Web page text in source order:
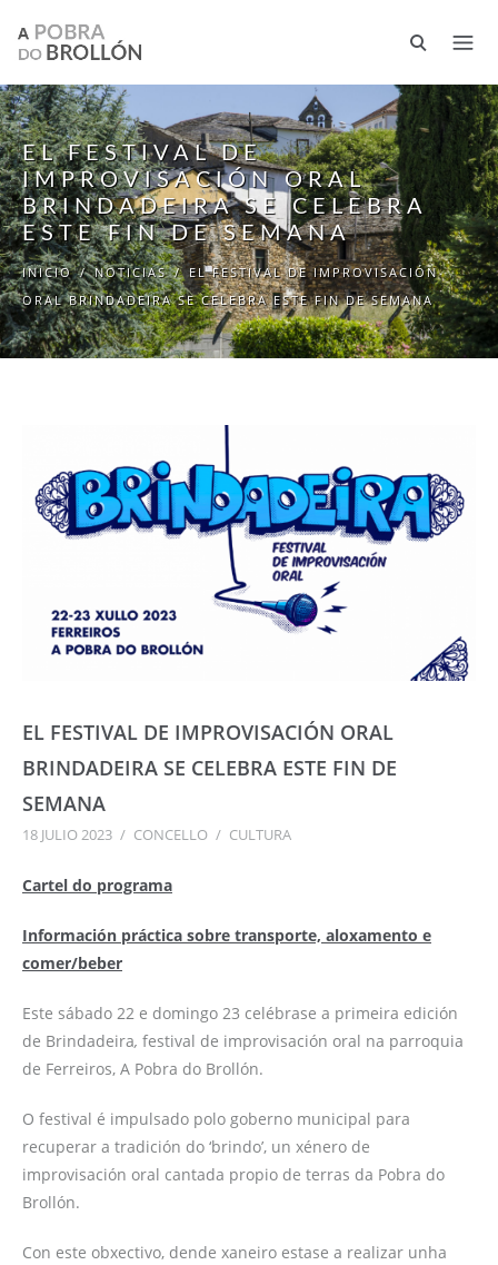
EL FESTIVAL DE
IMPROVISACIÓN ORAL
BRINDADEIRA SE CELEBRA
ESTE FIN DE SEMANA
INICIO / NOTICIAS / EL FESTIVAL DE IMPROVISACIÓN
ORAL BRINDADEIRA SE CELEBRA ESTE FIN DE SEMANA
EL FESTIVAL DE IMPROVISACIÓN ORAL
BRINDADEIRA SE CELEBRA ESTE FIN DE
SEMANA
18 JULIO 2023 / CONCELLO / CULTURA
Cartel do programa
Información práctica sobre transporte, aloxamento e
comer/beber
Este sábado 22 e domingo 23 celébrase a primeira edición
de Brindadeira, festival de improvisación oral na parroquia
de Ferreiros, A Pobra do Brollón.
O festival é impulsado polo goberno municipal para
recuperar a tradición do ‘brindo’, un xénero de
improvisación oral cantada propio de terras da Pobra do
Brollón.
Con este obxectivo, dende xaneiro estase a realizar unha